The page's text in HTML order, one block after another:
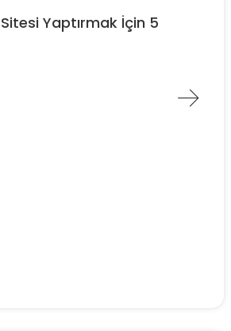
Yaptırmak İçin 5